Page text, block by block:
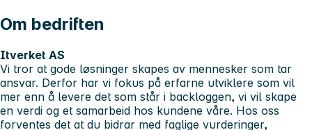
Om bedriften
Itverket AS
Vi tror at gode løsninger skapes av mennesker som tar
ansvar. Derfor har vi fokus på erfarne utviklere som vil
mer enn å levere det som står i backloggen, vi vil skape
en verdi og et samarbeid hos kundene våre. Hos oss
forventes det at du bidrar med faglige vurderinger,